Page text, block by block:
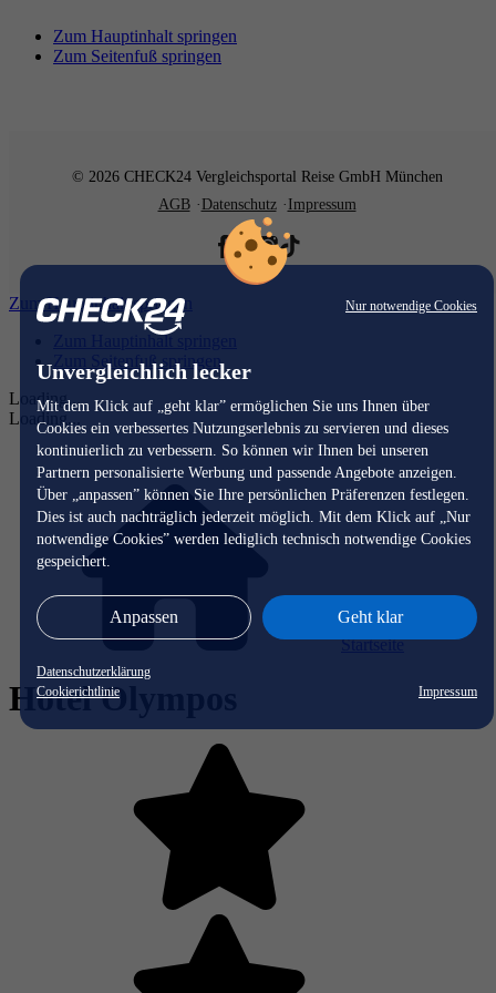
Nur notwendige Cookies
Unvergleichlich lecker
Mit dem Klick auf „geht klar” ermöglichen Sie uns Ihnen über
Cookies ein verbessertes Nutzungserlebnis zu servieren und dieses
kontinuierlich zu verbessern. So können wir Ihnen bei unseren
Partnern personalisierte Werbung und passende Angebote anzeigen.
Über „anpassen” können Sie Ihre persönlichen Präferenzen festlegen.
Dies ist auch nachträglich jederzeit möglich. Mit dem Klick auf „Nur
notwendige Cookies” werden lediglich technisch notwendige Cookies
gespeichert.
Anpassen Geht klar
Datenschutzerklärung
Cookierichtlinie
Impressum
Zum Hauptinhalt springen
Zum Seitenfuß springen
© 2026 CHECK24 Vergleichsportal Reise GmbH München
AGB
Datenschutz Impressum
Zum Hauptinhalt springen
Zum Hauptinhalt springen
Zum Seitenfuß springen
Loading...
Loading...
Startseite
Hotel Olympos